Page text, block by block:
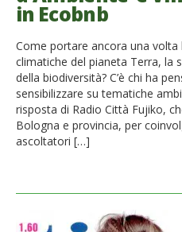
in Ecobnb
Come portare ancora una volta
climatiche del pianeta Terra, la
della biodiversità? C’è chi ha
sensibilizzare su tematiche
risposta di Radio Città Fujiko,
Bologna e provincia, per
ascoltatori […]